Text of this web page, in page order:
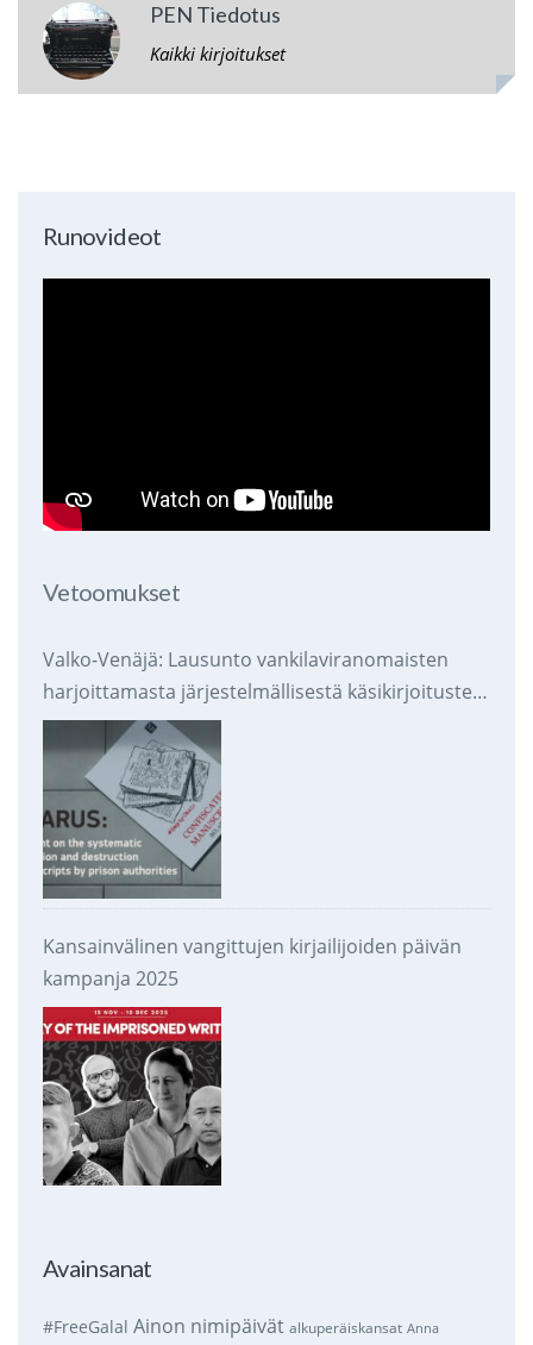
PEN Tiedotus
Kaikki kirjoitukset
Runovideot
Vetoomukset
Valko-Venäjä: Lausunto vankilaviranomaisten
harjoittamasta järjestelmällisestä käsikirjoitusten
takavarikoinnista ja tuhoamisesta
Kansainvälinen vangittujen kirjailijoiden päivän
kampanja 2025
Avainsanat
#FreeGalal Ainon nimipäivät alkuperäiskansat Anna